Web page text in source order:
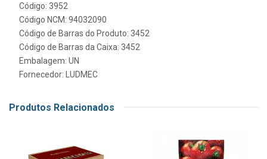
Código: 3952
Código NCM: 94032090
Código de Barras do Produto: 3452
Código de Barras da Caixa: 3452
Embalagem: UN
Fornecedor:
LUDMEC
Produtos Relacionados